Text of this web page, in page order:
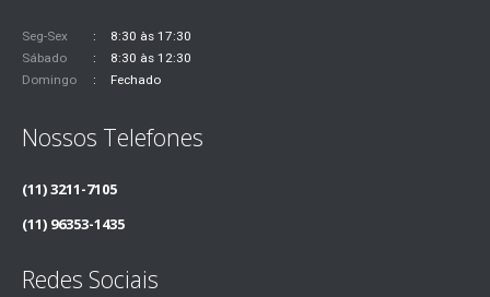
Seg-Sex
8:30 às 17:30
Sábado
8:30 às 12:30
Domingo
Fechado
Nossos Telefones
(11) 3211-7105
(11) 96353-1435
Redes Sociais